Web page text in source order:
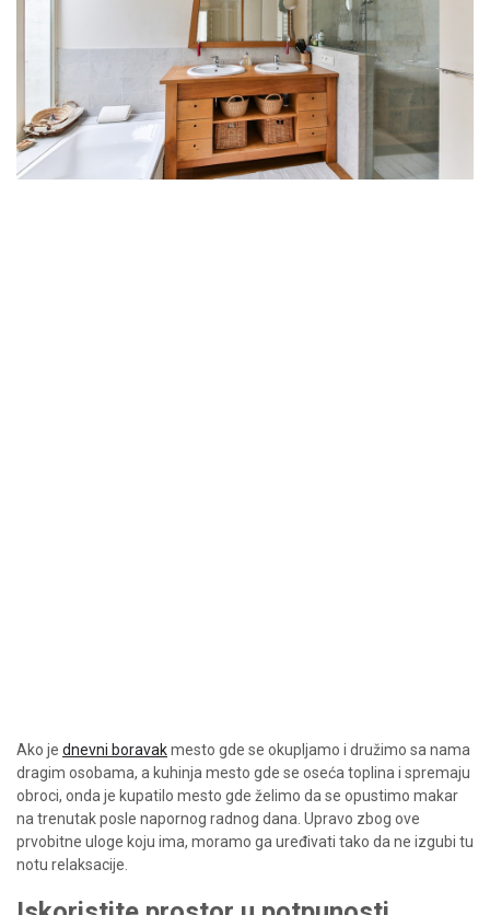
Ako je dnevni boravakmesto gde se okupljamo i družimo sa nama
dragim osobama, a kuhinja mesto gde se oseća toplina i spremaju
obroci, onda je kupatilo mesto gde želimo da se opustimo makar
na trenutak posle napornog radnog dana. Upravo zbog ove
prvobitne uloge koju ima, moramo ga uređivati tako da ne izgubi tu
notu relaksacije.